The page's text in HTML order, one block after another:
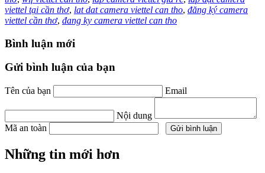
viettel tại cần thơ, lat dat camera viettel can tho, đăng ký camera
viettel cần thơ, đang ky camera viettel can tho
Bình luận mới
Gửi bình luận của bạn
Tên của bạn Email
Nội dung
Mã an toàn
Những tin mới hơn